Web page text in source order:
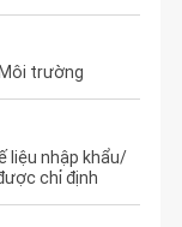
trường
liệu nhập khẩu/
chỉ định